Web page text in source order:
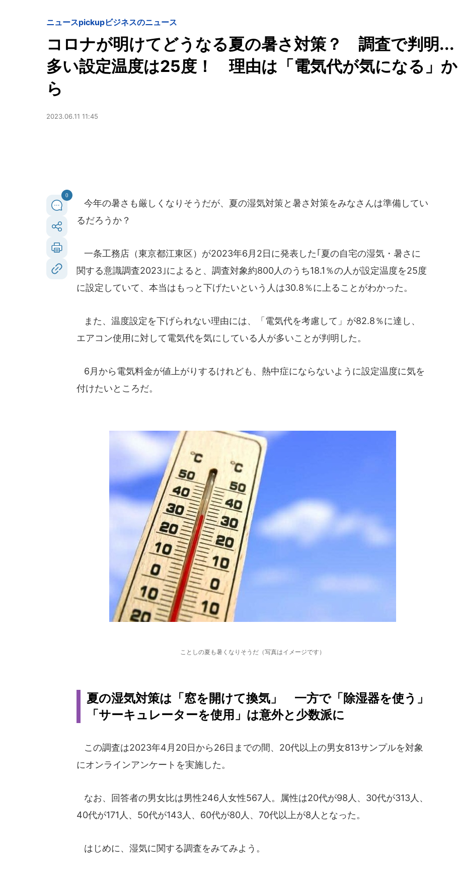
ニュースpickupビジネスのニュース
コロナが明けてどうなる夏の暑さ対策？ 調査で判明...
多い設定温度は25度！ 理由は「電気代が気になる」か
ら
2023.06.11 11:45
0
今年の暑さも厳しくなりそうだが、夏の湿気対策と暑さ対策をみなさんは準備してい
るだろうか？
一条工務店（東京都江東区）が2023年6月2日に発表した｢夏の自宅の湿気・暑さに
関する意識調査2023｣によると、調査対象約800人のうち18.1％の人が設定温度を25度
に設定していて、本当はもっと下げたいという人は30.8％に上ることがわかった。
また、温度設定を下げられない理由には、「電気代を考慮して」が82.8％に達し、
エアコン使用に対して電気代を気にしている人が多いことが判明した。
6月から電気料金が値上がりするけれども、熱中症にならないように設定温度に気を
付けたいところだ。
ことしの夏も暑くなりそうだ（写真はイメージです）
夏の湿気対策は「窓を開けて換気」 一方で「除湿器を使う」
「サーキュレーターを使用」は意外と少数派に
この調査は2023年4月20日から26日までの間、20代以上の男女813サンプルを対象
にオンラインアンケートを実施した。
なお、回答者の男女比は男性246人女性567人。属性は20代が98人、30代が313人、
40代が171人、50代が143人、60代が80人、70代以上が8人となった。
はじめに、湿気に関する調査をみてみよう。